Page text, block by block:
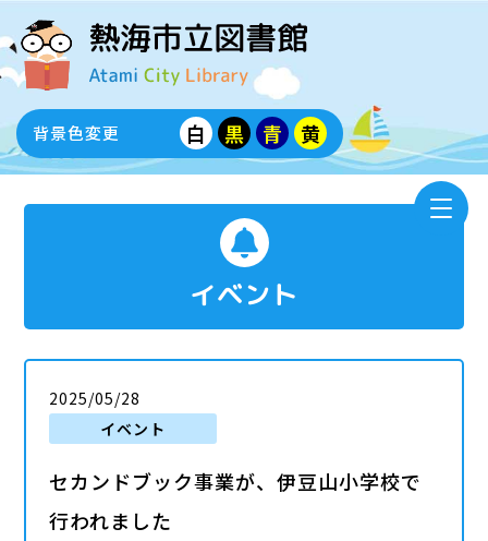
背景色変更 白 黒 青 黄
イベント
2025/05/28
イベント
セカンドブック事業が、伊豆山小学校で
行われました